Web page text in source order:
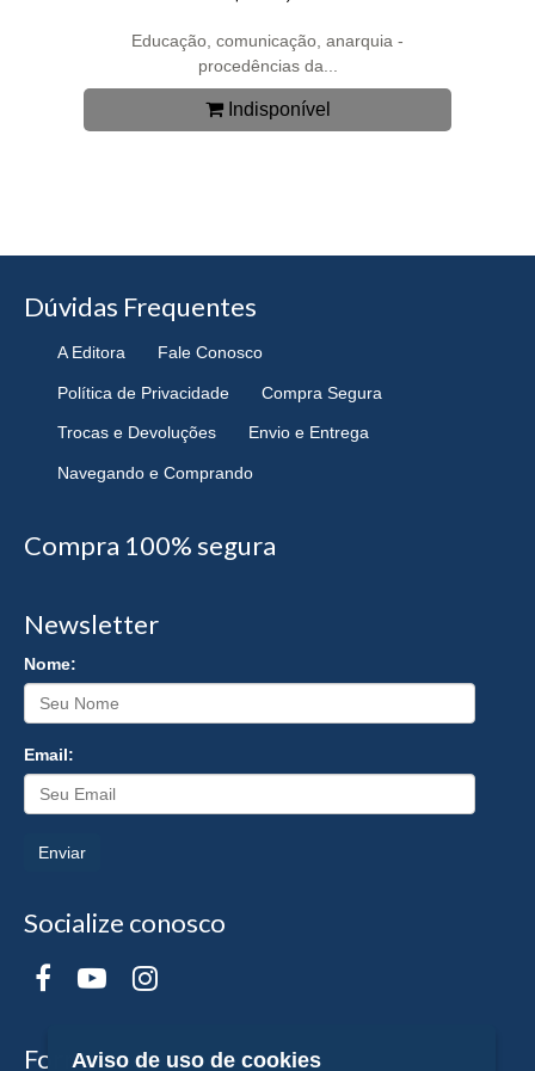
Educação, comunicação, anarquia -
procedências da...
Indisponível
Dúvidas Frequentes
A Editora Fale Conosco
Política de Privacidade Compra Segura
Trocas e Devoluções Envio e Entrega
Navegando e Comprando
Compra 100% segura
Newsletter
Nome:
Email:
Enviar
Socialize conosco
Formas de Pagamento
Aviso de uso de cookies